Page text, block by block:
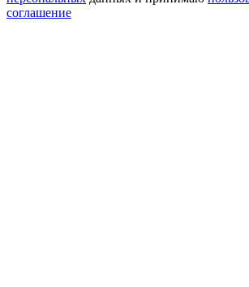
соглашение